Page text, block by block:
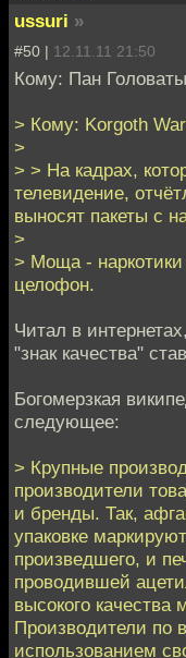
ussuri »
#50 | 12.11.11 21:50
Кому: Пан
> Кому: Korgoth
>
> > На кадрах,
телевидение,
выносят пакеты с
>
> Моща -
целофон.
Читал в
"знак качества"
Богомерзкая
следующее:
> Крупные
производители
и бренды. Так,
упаковке
произведшего, и
проводившей
высокого
Производители по
использованием